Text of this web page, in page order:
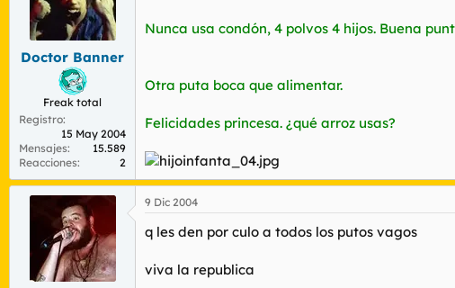
d
e
m
Doctor Banner
Freak total
Registro
15 May 2004
Mensajes
15.589
Reacciones
2
Nunca usa condón, 4 polvos 4 hijos. Buena
Otra puta boca que alimentar.
Felicidades princesa. ¿qué arroz usas?
9 Dic 2004
q les den por culo a todos los putos vagos
viva la republica